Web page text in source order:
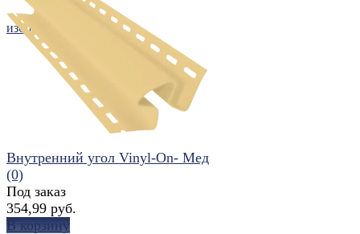
избранное сравнить
Внутренний угол Vinyl-On- Мед
(0)
Под заказ
354,99 руб.
В корзину